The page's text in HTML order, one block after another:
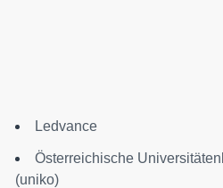
Ledvance
Österreichische
(uniko)